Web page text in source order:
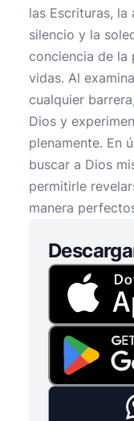
las Escrituras, la
silencio y la
conciencia de la
vidas. Al
cualquier
Dios y
plenamente. En
buscar a Dios
permitirle
manera